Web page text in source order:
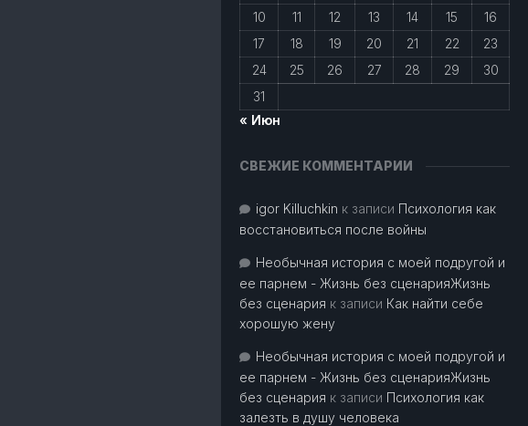
10
11 12 13 14 15
16
17
18 19 20 21 22
23
24
25 26 27 28 29
30
31
« Июн
СВЕЖИЕ КОММЕНТАРИИ
igor Killuchkin к записи Психология как
восстановиться после войны
Необычная история с моей подругой и
ее парнем - Жизнь без сценарияЖизнь
без сценария к записи Как найти себе
хорошую жену
Необычная история с моей подругой и
ее парнем - Жизнь без сценарияЖизнь
без сценария к записи Психология как
залезть в душу человека